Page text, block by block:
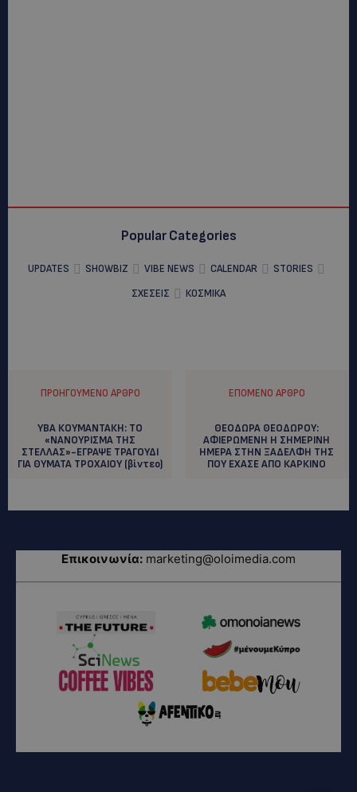
Popular Categories
UPDATES SHOWBIZ VIBE NEWS CALENDAR
STORIES
ΣΧΕΣΕΙΣ
ΚΟΣΜΙΚΑ
ΠΡΟΗΓΟΎΜΕΝΟ ΆΡΘΡΟ
ΥΒΑ ΚΟΥΜΑΝΤΑΚΗ: ΤΟ
«ΝΑΝΟΥΡΙΣΜΑ ΤΗΣ
ΣΤΕΛΛΑΣ»-ΕΓΡΑΨΕ ΤΡΑΓΟΥΔΙ
ΓΙΑ ΘΥΜΑΤΑ ΤΡΟΧΑΙΟΥ (βίντεο)
ΕΠΌΜΕΝΟ ΆΡΘΡΟ
ΘΕΟΔΩΡΑ ΘΕΟΔΩΡΟΥ:
AΦΙΕΡΩΜΕΝΗ Η ΣΗΜΕΡΙΝΗ
ΗΜΕΡΑ ΣΤΗΝ ΞΑΔΕΛΦΗ ΤΗΣ
ΠΟΥ ΕΧΑΣΕ ΑΠΟ ΚΑΡΚΙΝΟ
Επικοινωνία: marketing@oloimedia.com